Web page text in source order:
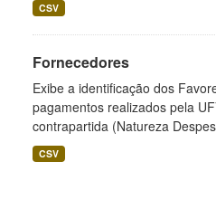
CSV
Fornecedores
Exibe a identificação dos
pagamentos realizados pela
contrapartida (Natureza
CSV